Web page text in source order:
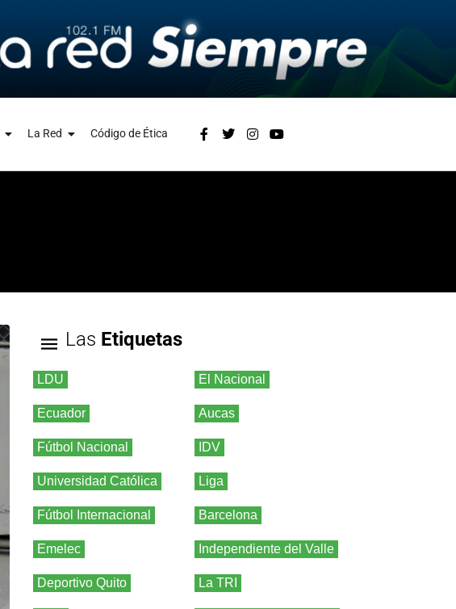
La Red Código de Ética
Las Etiquetas
LDU El Nacional
Ecuador Aucas
Fútbol Nacional IDV
Universidad Católica Liga
Fútbol Internacional Barcelona
Emelec Independiente del Valle
Deportivo Quito La TRI